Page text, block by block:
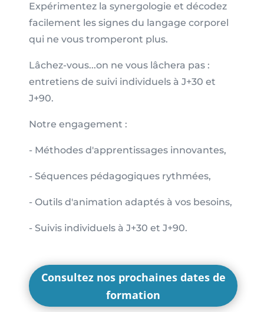
Expérimentez la synergologie et décodez
facilement les signes du langage corporel
qui ne vous tromperont plus.
Lâchez-vous...on ne vous lâchera pas :
entretiens de suivi individuels à J+30 et
J+90.
Notre engagement :
- Méthodes d'apprentissages innovantes,
- Séquences pédagogiques rythmées,
- Outils d'animation adaptés à vos besoins,
- Suivis individuels à J+30 et J+90.
Consultez nos prochaines dates de
formation